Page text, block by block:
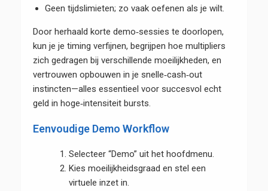
Geen tijdslimieten; zo vaak oefenen als je wilt.
Door herhaald korte demo‑sessies te doorlopen,
kun je je timing verfijnen, begrijpen hoe multipliers
zich gedragen bij verschillende moeilijkheden, en
vertrouwen opbouwen in je snelle‑cash‑out
instincten—alles essentieel voor succesvol echt
geld in hoge‑intensiteit bursts.
Eenvoudige Demo Workflow
Selecteer “Demo” uit het hoofdmenu.
Kies moeilijkheidsgraad en stel een
virtuele inzet in.